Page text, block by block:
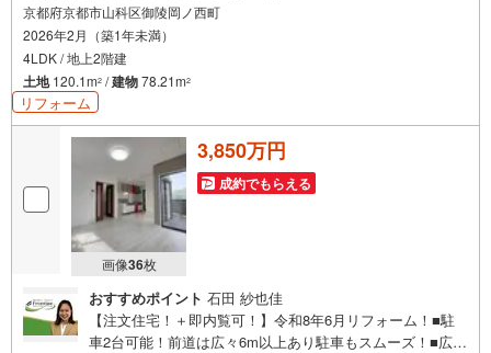
京都府京都市山科区御陵岡ノ西町
2026年2月（築1年未満）
4LDK / 地上2階建
土地120.1m2 /建物78.21m2
リフォーム
画像36枚
3,850万円
成約でもらえる
おすすめポイント 石田 紗也佳
【注文住宅！＋即内覧可！】令和8年6月リフォーム！■駐
車2台可能！前道は広々6m以上あり駐車もスムーズ！■広々